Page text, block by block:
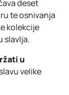
deset
te osnivanja
kolekcije
slavlja.
u
velike